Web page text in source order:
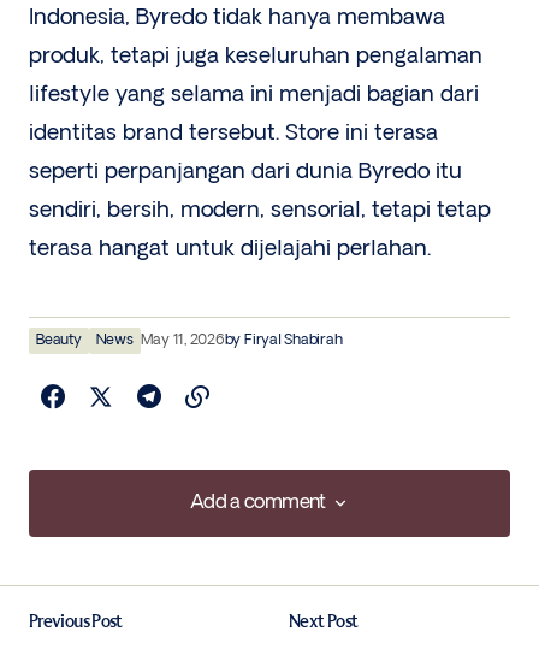
Indonesia, Byredo tidak hanya membawa
produk, tetapi juga keseluruhan pengalaman
lifestyle yang selama ini menjadi bagian dari
identitas brand tersebut. Store ini terasa
seperti perpanjangan dari dunia Byredo itu
sendiri, bersih, modern, sensorial, tetapi tetap
terasa hangat untuk dijelajahi perlahan.
Beauty News May 11, 2026by Firyal Shabirah
Add a comment
Add a comment
Previous Post
Next Post